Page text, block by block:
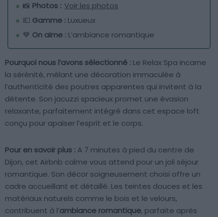
📸 Photos : Voir les photos
💶 Gamme : Luxueux
💙 On aime : L’ambiance romantique
Pourquoi nous l’avons sélectionné : Le Relax Spa incarne
la sérénité, mêlant une décoration immaculée à
l’authenticité des poutres apparentes qui invitent à la
détente. Son jacuzzi spacieux promet une évasion
relaxante, parfaitement intégré dans cet espace loft
conçu pour apaiser l’esprit et le corps.
Pour en savoir plus : A 7 minutes à pied du centre de
Dijon, cet Airbnb calme vous attend pour un joli séjour
romantique. Son décor soigneusement choisi offre un
cadre accueillant et détaillé. Les teintes douces et les
matériaux naturels comme le bois et le velours,
contribuent à l’ambiance romantique, parfaite après